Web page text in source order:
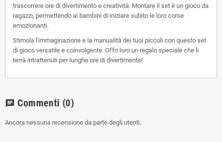
trascorrere ore di divertimento e creatività. Montare il set è un gioco da
ragazzi, permettendo ai bambini di iniziare subito le loro corse
emozionanti.
Stimola l'immaginazione e la manualità dei tuoi piccoli con questo set
di gioco versatile e coinvolgente. Offri loro un regalo speciale che li
terrà intrattenuti per lunghe ore di divertimento!
chat Commenti (0)
Ancora nessuna recensione da parte degli utenti.